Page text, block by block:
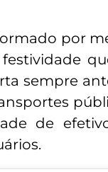
por
sempre
de